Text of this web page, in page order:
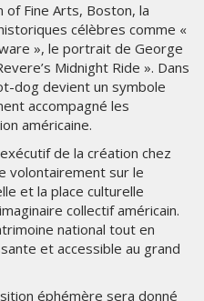
of Fine Arts, Boston, la
célèbres comme «
», le portrait de George
Midnight Ride ». Dans
dog devient un symbole
accompagné les
américaine.
de la création chez
volontairement sur le
et la place culturelle
collectif américain.
national tout en
et accessible au grand
éphémère sera donné